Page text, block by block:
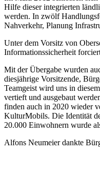
Hilfe dieser integrierten
werden. In zwölf
Nahverkehr, Planung
Unter dem Vorsitz von
Informationssicherheit
Mit der Übergabe wurden
diesjährige Vorsitzende,
Teamgeist wird uns in
vertieft und ausgebaut
finden auch in 2020 wieder
KulturMobils. Die Identität
20.000 Einwohnern wurde
Alfons Neumeier dankte